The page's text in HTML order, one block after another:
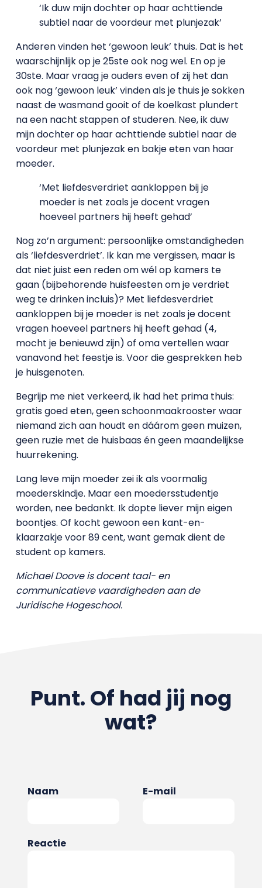
‘Ik duw mijn dochter op haar achttiende
subtiel naar de voordeur met plunjezak’
Anderen vinden het ‘gewoon leuk’ thuis. Dat is het
waarschijnlijk op je 25ste ook nog wel. En op je
30ste. Maar vraag je ouders even of zij het dan
ook nog ‘gewoon leuk’ vinden als je thuis je sokken
naast de wasmand gooit of de koelkast plundert
na een nacht stappen of studeren. Nee, ik duw
mijn dochter op haar achttiende subtiel naar de
voordeur met plunjezak en bakje eten van haar
moeder.
‘Met liefdesverdriet aankloppen bij je
moeder is net zoals je docent vragen
hoeveel partners hij heeft gehad’
Nog zo’n argument: persoonlijke omstandigheden
als ‘liefdesverdriet’. Ik kan me vergissen, maar is
dat niet juist een reden om wél op kamers te
gaan (bijbehorende huisfeesten om je verdriet
weg te drinken incluis)? Met liefdesverdriet
aankloppen bij je moeder is net zoals je docent
vragen hoeveel partners hij heeft gehad (4,
mocht je benieuwd zijn) of oma vertellen waar
vanavond het feestje is. Voor die gesprekken heb
je huisgenoten.
Begrijp me niet verkeerd, ik had het prima thuis:
gratis goed eten, geen schoonmaakrooster waar
niemand zich aan houdt en dáárom geen muizen,
geen ruzie met de huisbaas én geen maandelijkse
huurrekening.
Lang leve mijn moeder zei ik als voormalig
moederskindje. Maar een moedersstudentje
worden, nee bedankt. Ik dopte liever mijn eigen
boontjes. Of kocht gewoon een kant-en-
klaarzakje voor 89 cent, want gemak dient de
student op kamers.
Michael Doove is docent taal- en
communicatieve vaardigheden aan de
Juridische Hogeschool.
Punt. Of had jij nog
wat?
Naam E-mail
Reactie